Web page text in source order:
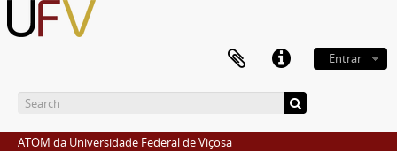
Entrar
ATOM da Universidade Federal de Viçosa